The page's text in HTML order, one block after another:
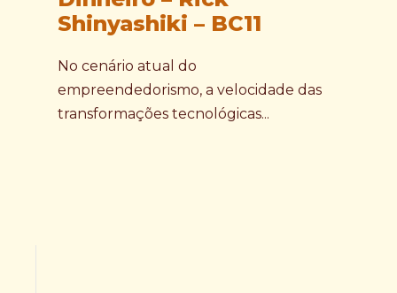
Shinyashiki – BC11
No cenário atual do
empreendedorismo, a velocidade das
transformações tecnológicas...